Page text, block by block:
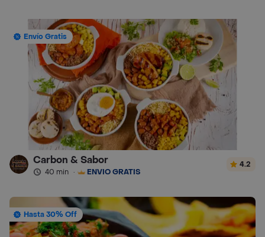
Envío Gratis
Carbon & Sabor
40 min · ENVÍO GRATIS
4.2
Hasta 30% Off